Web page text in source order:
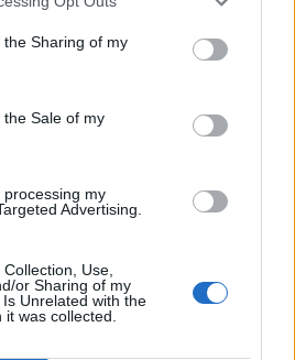
Sharing of my
Sale of my
my
Advertising.
Use,
or Sharing of my
Unrelated with the
was collected.
berättat Adam Norman.
öster om Moskva och är en
där det händer en del del
en inbjudan, säger Norman.
brygga öl som ännu inte blivit
En berliner weisse och en
programmet när de båda
tillsammans.
bryggningen av sådana öl och